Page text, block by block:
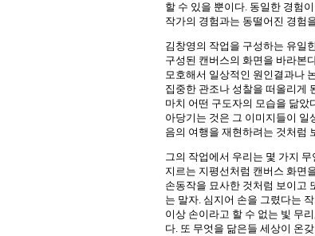
할 수 있을 뿐이다. 동일한 경험
작가의 경험과는 동떨어진 경험
김창영의 작업을 구성하는 유일
구성된 캔버스의 화면을 바라본
모호해서 일상적인 원인결과나
집중한 관조나 성찰을 떠올리게
마치 어떤 구도자의 모습을 닮
아당기는 것은 그 이미지들이 일
음의 여행을 재현하려는 것처럼
그의 작업에서 우리는 몇 가지
지르는 지평선처럼 캔버스 화면
손동작을 묘사한 것처럼 보이고
는 말자. 심지어 손을 그렸다는
이상 손이라고 할 수 없는 빛 무
다. 또 무엇을 닮은들 세상이 온